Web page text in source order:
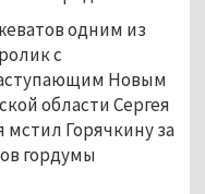
одним из
с
Новым
области Сергея
Горячкину за
гордумы